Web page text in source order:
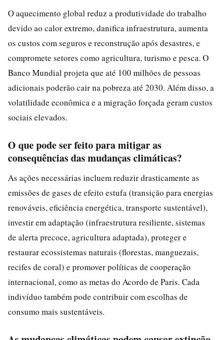
O aquecimento global reduz a produtividade do trabalho
devido ao calor extremo, danifica infraestrutura, aumenta
os custos com seguros e reconstrução após desastres, e
compromete setores como agricultura, turismo e pesca. O
Banco Mundial projeta que até 100 milhões de pessoas
adicionais poderão cair na pobreza até 2030. Além disso, a
volatilidade econômica e a migração forçada geram custos
sociais elevados.
O que pode ser feito para mitigar as
consequências das mudanças climáticas?
As ações necessárias incluem reduzir drasticamente as
emissões de gases de efeito estufa (transição para energias
renováveis, eficiência energética, transporte sustentável),
investir em adaptação (infraestrutura resiliente, sistemas
de alerta precoce, agricultura adaptada), proteger e
restaurar ecossistemas naturais (florestas, manguezais,
recifes de coral) e promover políticas de cooperação
internacional, como as metas do Acordo de Paris. Cada
indivíduo também pode contribuir com escolhas de
consumo mais sustentáveis.